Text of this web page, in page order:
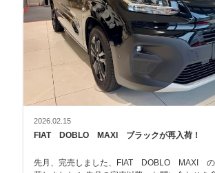
2026.02.15
FIAT DOBLO MAXI ブラックが再入荷！
先月、完売しました、FIAT DOBLO MAXI の